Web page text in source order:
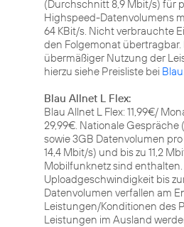
(Durchschnitt 8,9 Mbit/s) für
Highspeed-Datenvolumens
64 KBit/s. Nicht verbrauchte
den Folgemonat
übermäßiger Nutzung der
hierzu siehe Preisliste bei Blau
Blau Allnet L Flex:
Blau Allnet L Flex: 11,99€/
29,99€. Nationale
sowie 3GB Datenvolumen
14,4 Mbit/s) und bis zu 11,2
Mobilfunknetz sind
Uploadgeschwindigkeit bis
Datenvolumen verfallen am
Leistungen/Konditionen des
Leistungen im Ausland